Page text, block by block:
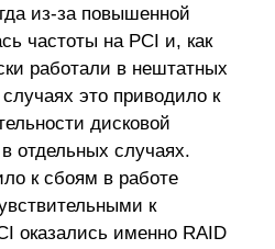
из-за повышенной
частоты на PCI и, как
работали в нештатных
это приводило к
дисковой
отдельных случаях.
к сбоям в работе
к
оказались именно RAID